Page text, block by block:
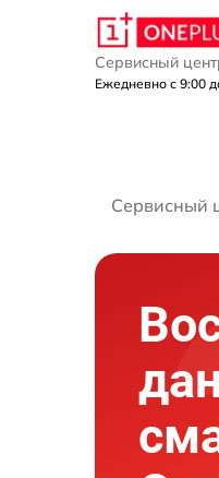
Сервисный
Ежедневно с 9:00
Сервисный